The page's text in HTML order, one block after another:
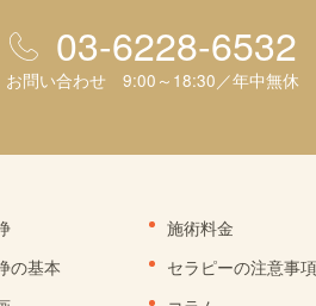
03-6228-6532
お問い合わせ 9:00～18:30／年中無休
の基本
施術料金
セラピーの注意事項